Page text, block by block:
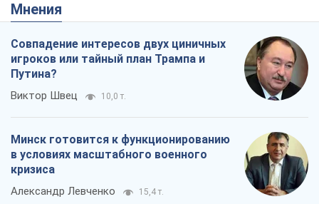
Мнения
Совпадение интересов двух циничных
игроков или тайный план Трампа и
Путина?
Виктор Швец 10,0 т.
Минск готовится к функционированию
в условиях масштабного военного
кризиса
Александр Левченко 15,4 т.